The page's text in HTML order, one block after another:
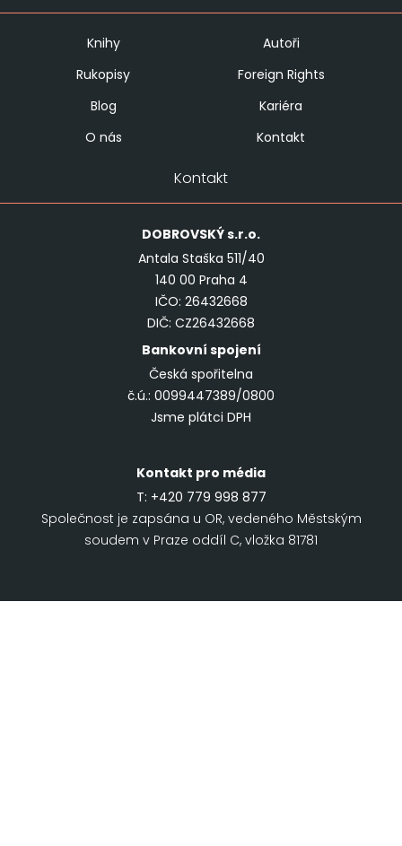
Knihy
Autoři
Rukopisy
Foreign Rights
Blog
Kariéra
O nás
Kontakt
Kontakt
DOBROVSKÝs.r.o.
Antala Staška 511/40
140 00 Praha 4
IČO: 26432668
DIČ: CZ26432668
Bankovní spojení
Česká spořitelna
č.ú.: 0099447389/0800
Jsme plátci DPH
Kontakt pro média
T: +420 779 998 877
Společnost je zapsána u OR, vedeného Městským
soudem v Praze oddíl C, vložka 81781